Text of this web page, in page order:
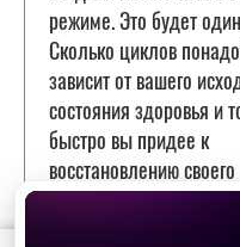
режиме. Это будет
Сколько циклов
зависит от вашего
состояния здоровья и
быстро вы придее к
восстановлению своего
организма».